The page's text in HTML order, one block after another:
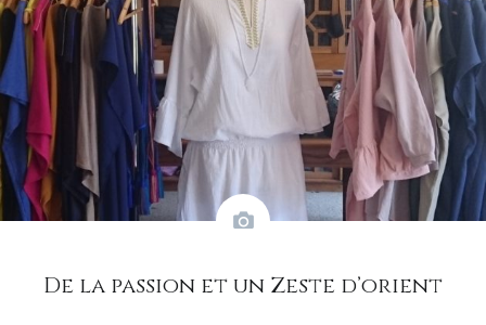
De la passion et un Zeste d’orient